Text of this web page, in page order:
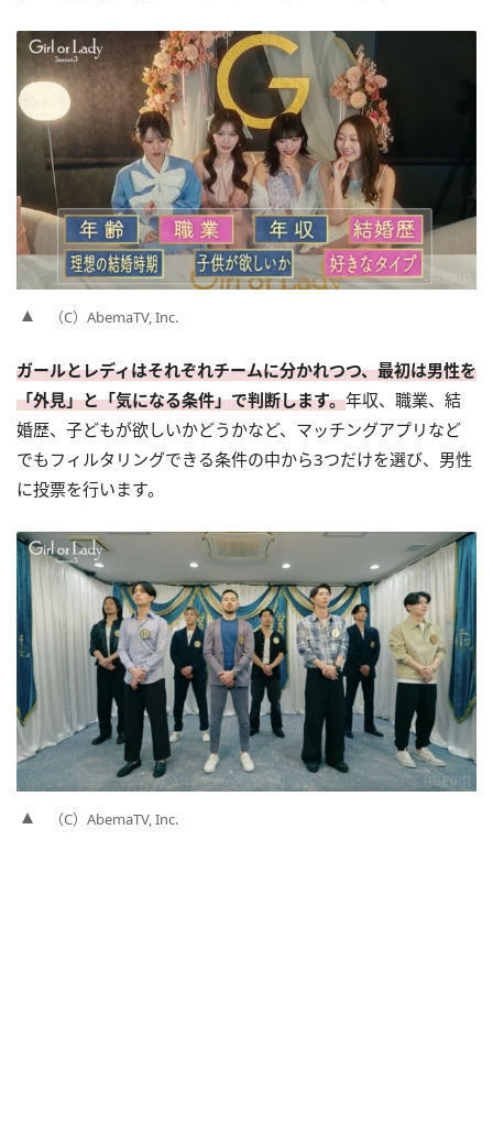
（C）AbemaTV, Inc.
ガールとレディはそれぞれチームに分かれつつ、最初は男性を
「外見」と「気になる条件」で判断します。年収、職業、結
婚歴、子どもが欲しいかどうかなど、マッチングアプリなど
でもフィルタリングできる条件の中から3つだけを選び、男性
に投票を行います。
（C）AbemaTV, Inc.